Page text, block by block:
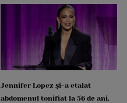
Jennifer Lopez și-a etalat
abdomenul tonifiat la 56 de ani.